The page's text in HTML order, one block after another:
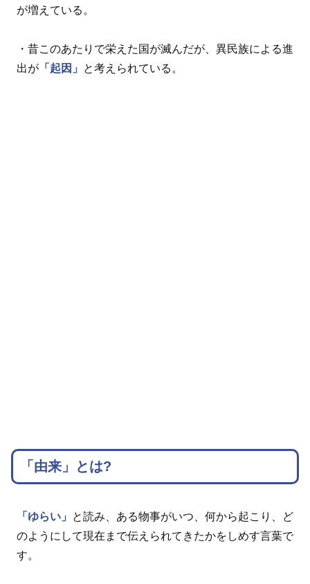
が増えている。
・昔このあたりで栄えた国が滅んだが、異民族による進
出が 「起因」 と考えられている。
「由来」とは?
「ゆらい」
と読み、ある物事がいつ、何から起こり、ど
のようにして現在まで伝えられてきたかをしめす言葉で
す。